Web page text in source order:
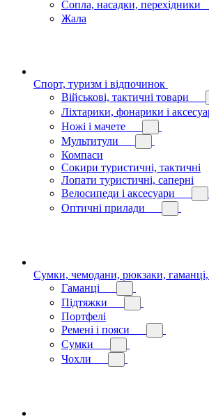
Сопла, насадки, перехідники
Жала
Спорт, туризм і відпочинок
Військові, тактичні товари
Ліхтарики, фонарики і
Ножі і мачете
Мультитули
Компаси
Сокири туристичні, тактичні
Лопати туристичні, саперні
Велосипеди і аксесуари
Оптичні прилади
Сумки, чемодани, рюкзаки, гаманці,
Гаманці
Підтяжки
Портфелі
Ремені і пояси
Сумки
Чохли